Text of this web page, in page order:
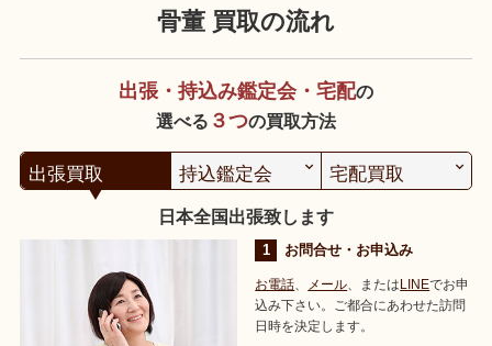
骨董 買取の流れ
出張・持込み鑑定会・宅配の
選べる ３つの買取方法
出張買取 持込鑑定会 宅配買取
日本全国出張致します
お問合せ・お申込み
お電話、 メール、または LINEでお申
込み下さい。ご都合にあわせた訪問
日時を決定します。